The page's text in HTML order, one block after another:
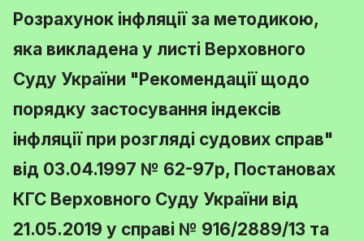
Розрахунок інфляції за методикою,
яка викладена у листі Верховного
Суду України "Рекомендації щодо
порядку застосування індексів
інфляції при розгляді судових справ"
від 03.04.1997 № 62-97р, Постановах
КГС Верховного Суду України від
21.05.2019 у справі № 916/2889/13 та